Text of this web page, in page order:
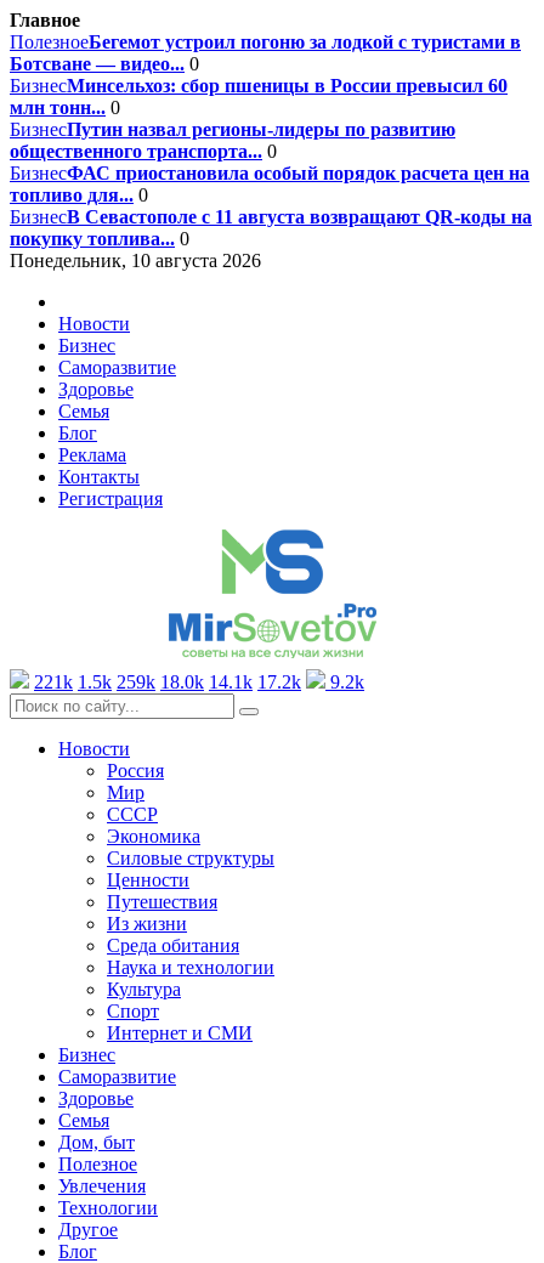
Главное
ПолезноеБегемот устроил погоню за лодкой с туристами в
Ботсване — видео... 0
БизнесМинсельхоз: сбор пшеницы в России превысил 60
млн тонн... 0
БизнесПутин назвал регионы-лидеры по развитию
общественного транспорта... 0
БизнесФАС приостановила особый порядок расчета цен на
топливо для... 0
БизнесВ Севастополе с 11 августа возвращают QR-коды на
покупку топлива... 0
Понедельник, 10 августа 2026
Новости
Бизнес
Саморазвитие
Здоровье
Семья
Блог
Реклама
Контакты
Регистрация
221k 1.5k 259k 18.0k 14.1k 17.2k 9.2k
Новости
Россия
Мир
СССР
Экономика
Силовые структуры
Ценности
Путешествия
Из жизни
Среда обитания
Наука и технологии
Культура
Спорт
Интернет и СМИ
Бизнес
Саморазвитие
Здоровье
Семья
Дом, быт
Полезное
Увлечения
Технологии
Другое
Блог